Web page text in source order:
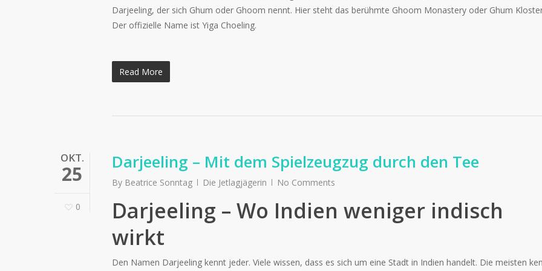
Darjeeling, der sich Ghum oder Ghoom nennt. Hier steht das berühmte Ghoom Monastery oder Ghum
Der offizielle Name ist Yiga Choeling.
Read More
OKT.
25
0
Darjeeling – Mit dem Spielzeugzug durch den Tee
By Beatrice Sonntag Die Jetlagjägerin No Comments
Darjeeling – Wo Indien weniger indisch
wirkt
Den Namen Darjeeling kennt jeder. Viele wissen, dass es sich um eine Stadt in Indien handelt. Die meisten